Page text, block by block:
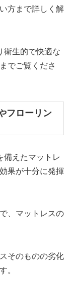
方まで詳しく解
衛生的で快適な
でご覧くださ
フローリン
備えたマットレ
果が十分に発揮
、マットレスの
そのものの劣化
。